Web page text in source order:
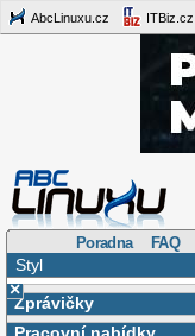
AbcLinuxu.cz ITBiz.cz
Poradna FAQ
Styl
×
Zprávičky